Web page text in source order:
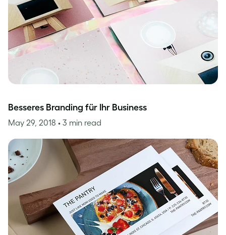
Besseres Branding für Ihr Business
May 29, 2018 • 3 min read